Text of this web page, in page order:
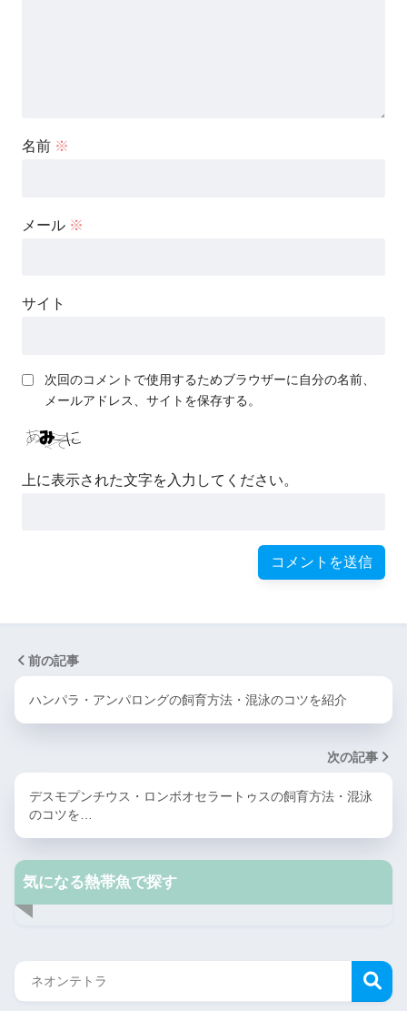
名前 ※
メール ※
サイト
次回のコメントで使用するためブラウザーに自分の名前、
メールアドレス、サイトを保存する。
上に表示された文字を入力してください。
前の記事
ハンパラ・アンパロングの飼育方法・混泳のコツを紹介
次の記事
デスモプンチウス・ロンボオセラートゥスの飼育方法・混泳
のコツを…
気になる熱帯魚で探す